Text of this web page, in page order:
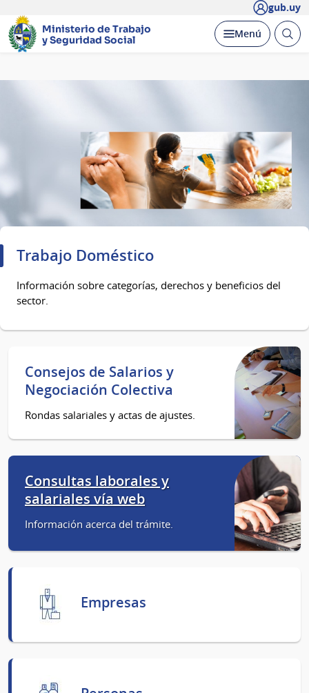
gub.uy
Ministerio de Trabajo
y Seguridad Social
Desplegar
Menú Abrir
Trabajo Doméstico
Información sobre categorías, derechos y beneficios del
sector.
Consejos de Salarios y
Negociación Colectiva
Rondas salariales y actas de ajustes.
Consultas laborales y
salariales vía web
Información acerca del trámite.
Empresas